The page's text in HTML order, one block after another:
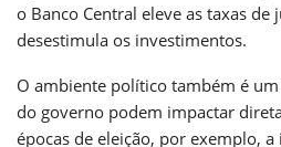
o Banco Central eleve as taxas de
desestimula os investimentos.
O ambiente político também é
do governo podem impactar
épocas de eleição, por exemplo,